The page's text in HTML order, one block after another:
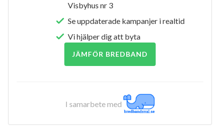
Visbyhus nr 3
Se uppdaterade kampanjer i realtid
Vi hjälper dig att byta
JÄMFÖR BREDBAND
I samarbete med